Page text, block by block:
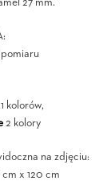
27 mm.
kolorów,
2 kolory
na zdjęciu:
x 120 cm